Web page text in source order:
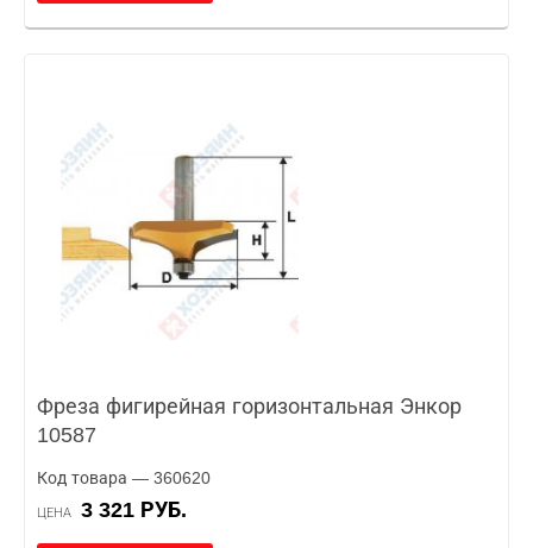
Фреза фигирейная горизонтальная Энкор
10587
Код товара — 360620
ЦЕНА 3 321 РУБ.